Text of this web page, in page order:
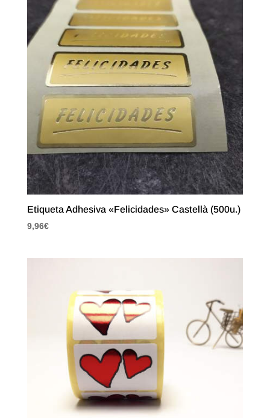
Etiqueta Adhesiva «Felicidades» Castellà (500u.)
9,96€